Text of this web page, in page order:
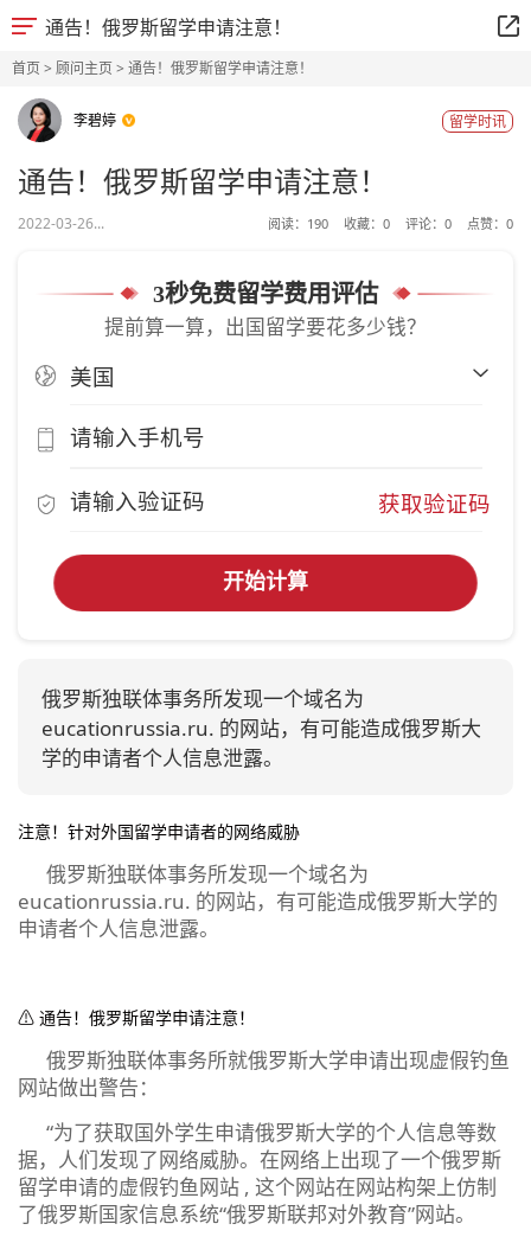
通告！俄罗斯留学申请注意！
首页> 顾问主页> 通告！俄罗斯留学申请注意！
李碧婷 留学时讯
通告！俄罗斯留学申请注意！
2022-03-26... 阅读： 190 收藏： 0 评论： 0 点赞： 0
3秒免费留学费用评估
提前算一算，出国留学要花多少钱？
获取验证码
开始计算
俄罗斯独联体事务所发现一个域名为
eucationrussia.ru. 的网站，有可能造成俄罗斯大
学的申请者个人信息泄露。
注意！针对外国留学申请者的网络威胁
俄罗斯独联体事务所发现一个域名为
eucationrussia.ru. 的网站，有可能造成俄罗斯大学的
申请者个人信息泄露。
⚠ 通告！俄罗斯留学申请注意！
俄罗斯独联体事务所就俄罗斯大学申请出现虚假钓鱼
网站做出警告：
“为了获取国外学生申请俄罗斯大学的个人信息等数
据，人们发现了网络威胁。在网络上出现了一个俄罗斯
留学申请的虚假钓鱼网站 , 这个网站在网站构架上仿制
了俄罗斯国家信息系统“俄罗斯联邦对外教育”网站。